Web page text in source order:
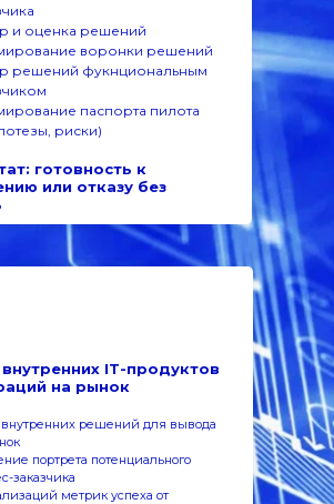
и оценка решений
воронки решений
решений фукнциональным
паспорта пилота
риски)
готовность к
или отказу без
внутренних решений для вывода
портрета потенциального
заказчика
метрик успеха от
IT-продуктов
на рынок